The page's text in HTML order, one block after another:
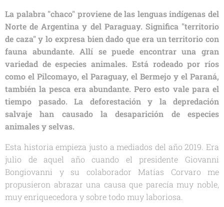
La palabra "chaco" proviene de las lenguas indígenas del
Norte de Argentina y del Paraguay. Significa "territorio
de caza" y lo expresa bien dado que era un territorio con
fauna abundante. Allí se puede encontrar una gran
variedad de especies animales. Está rodeado por ríos
como el Pilcomayo, el Paraguay, el Bermejo y el Paraná,
también la pesca era abundante. Pero esto vale para el
tiempo pasado. La deforestación y la depredación
salvaje han causado la desaparición de especies
animales y selvas.
Esta historia empieza justo a mediados del año 2019. Era
julio de aquel año cuando el presidente Giovanni
Bongiovanni y su colaborador Matías Corvaro me
propusieron abrazar una causa que parecía muy noble,
muy enriquecedora y sobre todo muy laboriosa.